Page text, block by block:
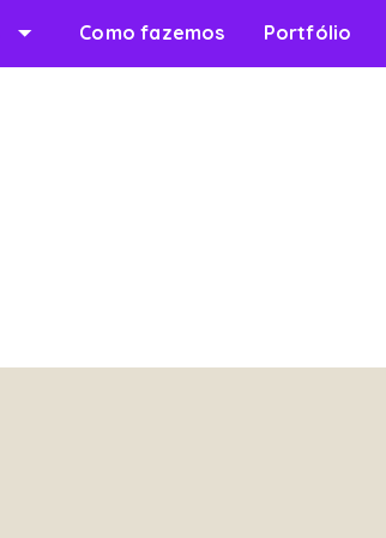
arrow_drop_down Como fazemos Portfólio